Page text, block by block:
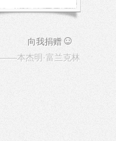
向我捐赠☺
——本杰明·富兰克林